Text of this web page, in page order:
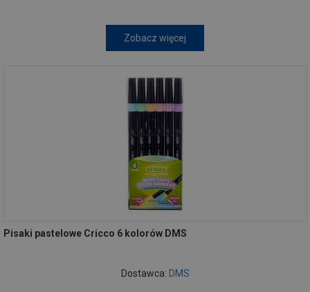
Zobacz więcej
Pisaki pastelowe Cricco 6 kolorów DMS
Dostawca: DMS